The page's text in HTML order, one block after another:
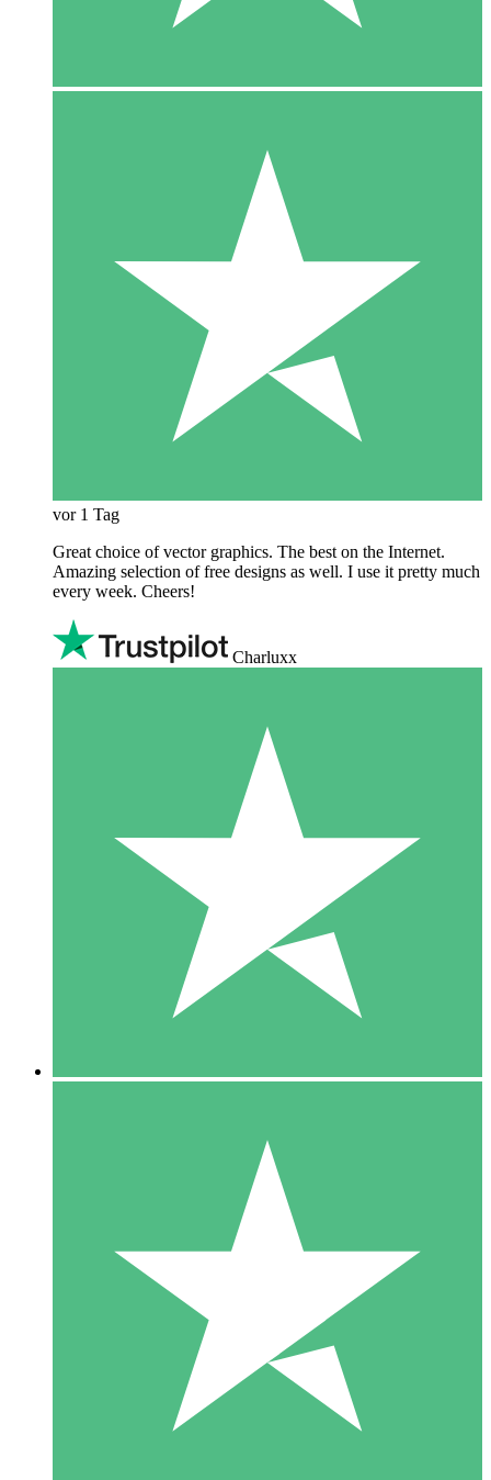
vor 1 Tag
Great choice of vector graphics. The best on the Internet.
Amazing selection of free designs as well. I use it pretty much
every week. Cheers!
Charluxx